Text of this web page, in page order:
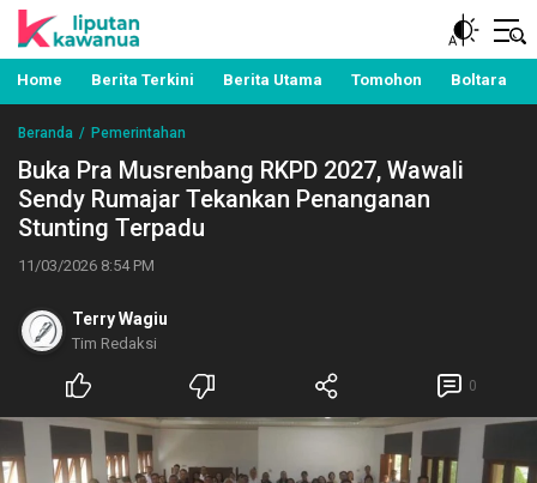
Liputan Kawanua
Berita Manado, Sulawesi Utara, Kawanua, Politik,
Pemerintahan, Hukum Kriminal dan Nasional
Home Berita Terkini Berita Utama Tomohon Boltara
Beranda Pemerintahan
Buka Pra Musrenbang RKPD 2027, Wawali
Sendy Rumajar Tekankan Penanganan
Stunting Terpadu
11/03/2026 8:54 PM
Terry Wagiu
Tim Redaksi
0